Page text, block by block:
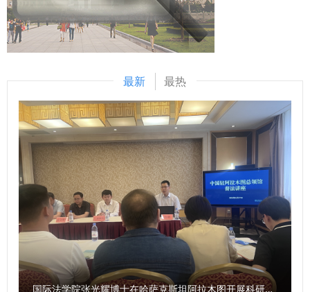
建和思想政治教育工作取得的成绩、存在的问题以及“十五
五”规划总体要求和重点任务进行了深入交流和讨论，提出了
一系列建设性意见。 （供稿：党委组织部 撰稿：严芳 樊丁 审
了建设性建议。 范九利校长表示，蓝海中心在推动涉外法律
服务体系建设、助力企业合规与国际争端解决方面积累了宝贵
经验，值得高校学习借鉴。未来，希望双方以此次交流为契
机，进一步深化合作，共同打造开放、共享、专业的涉外法治
研究与实践平台，为服务“一带一路”建设和提升中国涉外法治
水平贡献力量。 西北政法大学副校长孙昊亮、国内合作与校
友工作处处长刘霖杰、西北政法大学深圳校友会会长耿延良等
共同参加了座谈交流。
最新 最热
国际法学院张光耀博士在哈萨克斯坦阿拉木图开展科研与社会服务活动